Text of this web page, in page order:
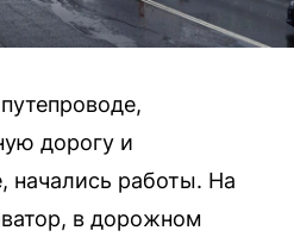
дорогу и
начались работы. На
в дорожном